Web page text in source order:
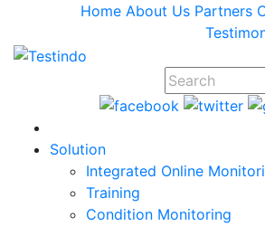
Home About Us Partners
Solution
Integrated Online
Training
Condition Monitoring